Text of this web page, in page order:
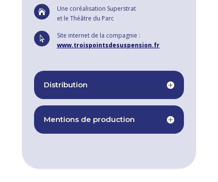

Une coréalisation Superstrat
et le Théâtre du Parc

Site internet de la compagnie :
www.troispointsdesuspension.fr
Distribution
Mentions de production